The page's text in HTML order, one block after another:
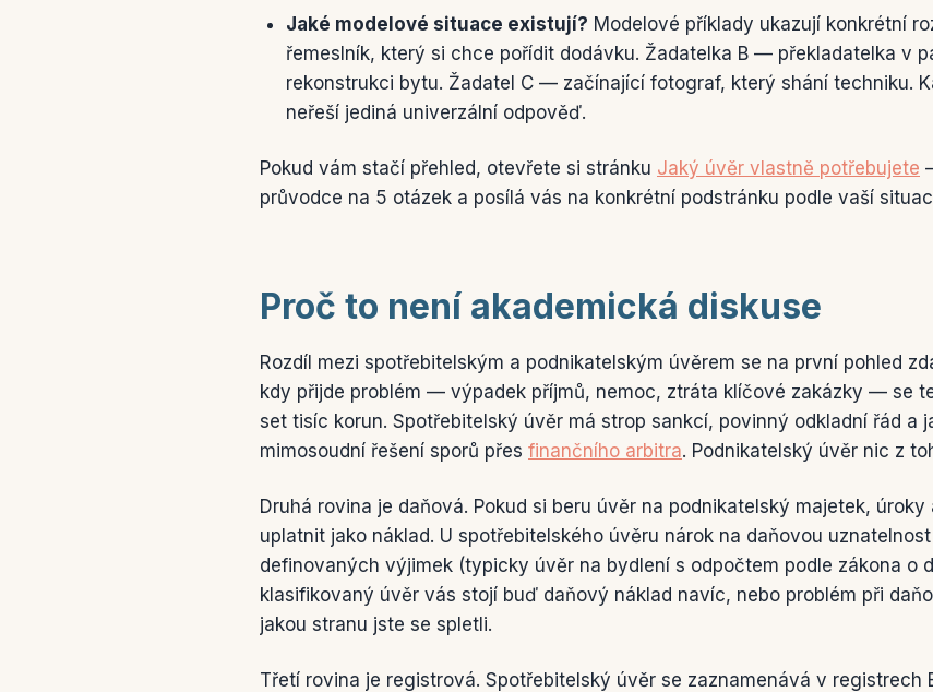
Jaké modelové situace existují? Modelové příklady ukazují konkrétní
řemeslník, který si chce pořídit dodávku. Žadatelka B — překladatelka v
rekonstrukci bytu. Žadatel C — začínající fotograf, který shání techniku.
neřeší jediná univerzální odpověď.
Pokud vám stačí přehled, otevřete si stránku Jaký úvěr vlastně potřebujete
průvodce na 5 otázek a posílá vás na konkrétní podstránku podle vaší
Proč to není akademická diskuse
Rozdíl mezi spotřebitelským a podnikatelským úvěrem se na první pohled
kdy přijde problém — výpadek příjmů, nemoc, ztráta klíčové zakázky — se
set tisíc korun. Spotřebitelský úvěr má strop sankcí, povinný odkladní řád a
mimosoudní řešení sporů přes finančního arbitra. Podnikatelský úvěr nic z
Druhá rovina je daňová. Pokud si beru úvěr na podnikatelský majetek,
uplatnit jako náklad. U spotřebitelského úvěru nárok na daňovou
definovaných výjimek (typicky úvěr na bydlení s odpočtem podle zákona o
klasifikovaný úvěr vás stojí buď daňový náklad navíc, nebo problém při
jakou stranu jste se spletli.
Třetí rovina je registrová. Spotřebitelský úvěr se zaznamenává v registrech